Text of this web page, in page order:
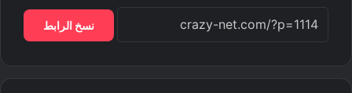
نسخ الرابط